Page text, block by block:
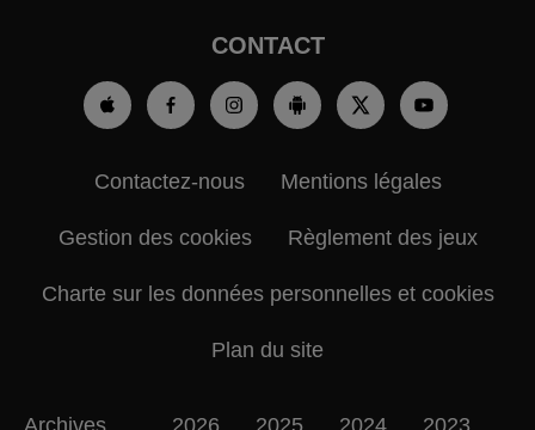
CONTACT
Contactez-nous Mentions légales
Gestion des cookies Règlement des jeux
Charte sur les données personnelles et cookies
Plan du site
Archives 2026 2025 2024 2023